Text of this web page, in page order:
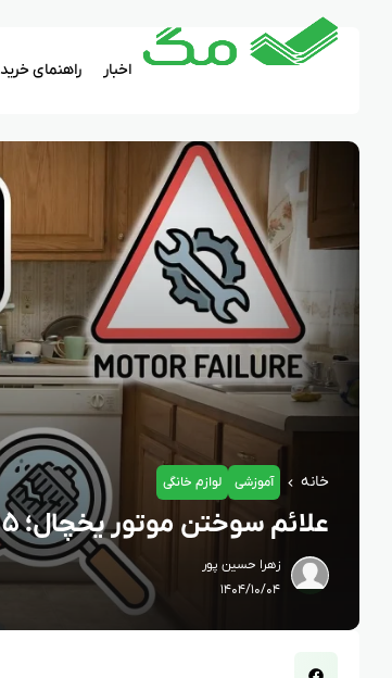
اخبار راهنمای خرید
خانه آموزشی لوازم خانگی
علائم سوختن موتور یخچال؛ ۵ علت اصلی که قبل از خرابی کامل باید بدانید!
زهرا حسین پور
۱۴۰۴/۱۰/۰۴